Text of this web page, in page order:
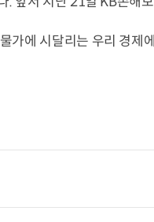
가에 시달리는 우리 경제